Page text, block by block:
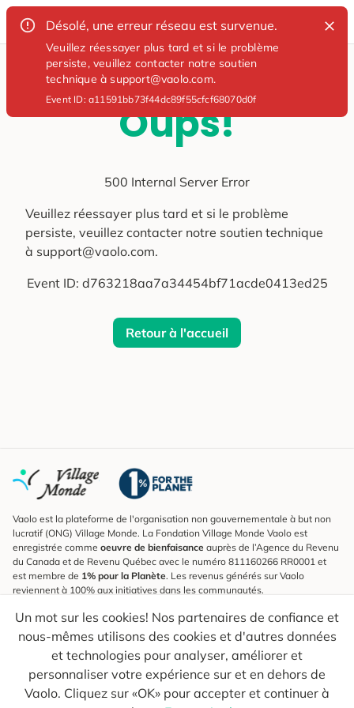
Désolé, une erreur réseau est survenue.
Veuillez réessayer plus tard et si le problème
persiste, veuillez contacter notre soutien
technique à support@vaolo.com.
Event ID:a11591bb73f44dc89f55cfcf68070d0f
Oups!
500 Internal Server Error
Veuillez réessayer plus tard et si le problème
persiste, veuillez contacter notre soutien technique
à support@vaolo.com.
Event ID: d763218aa7a34454bf71acde0413ed25
Retour à l'accueil
Un mot sur les cookies! Nos partenaires de confiance et
nous-mêmes utilisons des cookies et d'autres données
et technologies pour analyser, améliorer et
personnaliser votre expérience sur et en dehors de
Vaolo. Cliquez sur «OK» pour accepter et continuer à
Vaolo est la plateforme de l'organisation non gouvernementale à but non
lucratif (ONG) Village Monde. La Fondation Village Monde Vaolo est
enregistrée comme oeuvre de bienfaisance auprès de l’Agence du Revenu
du Canada et de Revenu Québec avec le numéro 811160266 RR0001 et
est membre de 1% pour la Planète. Les revenus générés sur Vaolo
reviennent à 100% aux initiatives dans les communautés.
S'inscrire à l'infolettre
Pour connaître les nouveautés, suivre nos explorateurs et recevoir des
astuces pour des voyages plus conscients.
Ton courriel Envoyer